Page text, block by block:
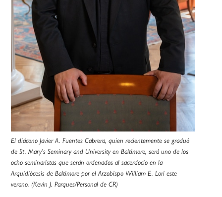
El diácono Javier A. Fuentes Cabrera, quien recientemente se graduó
de St. Mary’s Seminary and University en Baltimore, será uno de los
ocho seminaristas que serán ordenados al sacerdocio en la
Arquidiócesis de Baltimore por el Arzobispo William E. Lori este
verano. (Kevin J. Parques/Personal de CR)